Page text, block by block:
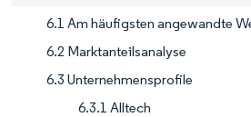
6.1 Am häufigsten angewandte
6.2 Marktanteilsanalyse
6.3 Unternehmensprofile
6.3.1 Alltech